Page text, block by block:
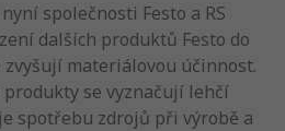
společnosti Festo a RS
dalších produktů Festo do
materiálovou účinnost.
se vyznačují lehčí
spotřebu zdrojů při výrobě a